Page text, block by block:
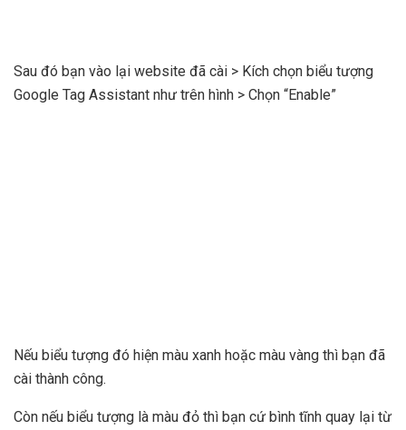
Sau đó bạn vào lại website đã cài > Kích chọn biểu tượng
Google Tag Assistant như trên hình > Chọn “Enable”
Nếu biểu tượng đó hiện màu xanh hoặc màu vàng thì bạn đã
cài thành công.
Còn nếu biểu tượng là màu đỏ thì bạn cứ bình tĩnh quay lại từ